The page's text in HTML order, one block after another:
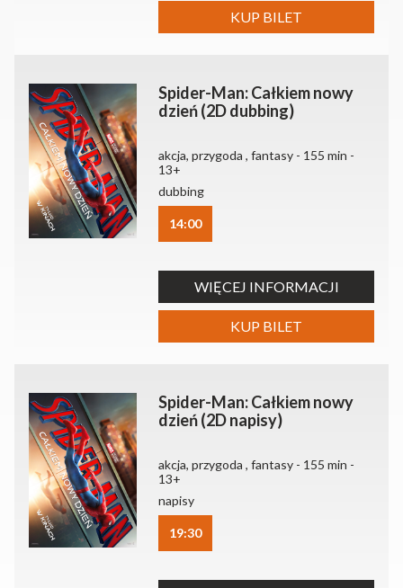
KUP BILET
Spider-Man: Całkiem nowy
dzień (2D dubbing)
akcja, przygoda , fantasy - 155 min -
13+
dubbing
14:00
WIĘCEJ INFORMACJI
KUP BILET
Spider-Man: Całkiem nowy
dzień (2D napisy)
akcja, przygoda , fantasy - 155 min -
13+
napisy
19:30